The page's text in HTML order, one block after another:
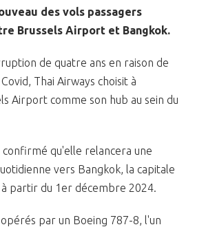
des vols passagers
Brussels Airport et Bangkok.
de quatre ans en raison de
Thai Airways choisit à
Airport comme son hub au sein du
confirmé qu'elle relancera une
vers Bangkok, la capitale
partir du 1er décembre 2024.
par un Boeing 787-8, l'un